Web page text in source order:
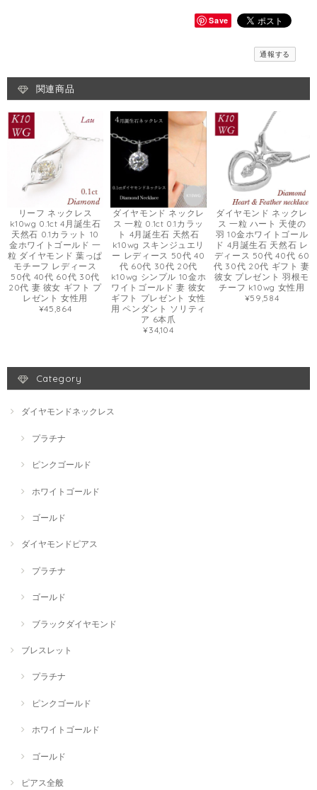
Save
通報する
関連商品
リーフ ネックレス
k10wg 0.1ct 4月誕生石
天然石 0.1カラット 10
金ホワイトゴールド 一
粒 ダイヤモンド 葉っぱ
モチーフ レディース
50代 40代 60代 30代
20代 妻 彼女 ギフト プ
レゼント 女性用
¥45,864
ダイヤモンド ネックレ
ス 一粒 0.1ct 0.1カラッ
ト 4月誕生石 天然石
k10wg スキンジュエリ
ー レディース 50代 40
代 60代 30代 20代
k10wg シンプル 10金ホ
ワイトゴールド 妻 彼女
ギフト プレゼント 女性
用 ペンダント ソリティ
ア 6本爪
¥34,104
ダイヤモンド ネックレ
ス 一粒 ハート 天使の
羽 10金ホワイトゴール
ド 4月誕生石 天然石 レ
ディース 50代 40代 60
代 30代 20代 ギフト 妻
彼女 プレゼント 羽根モ
チーフ k10wg 女性用
¥59,584
Category
ダイヤモンドネックレス
プラチナ
ピンクゴールド
ホワイトゴールド
ゴールド
ダイヤモンドピアス
プラチナ
ゴールド
ブラックダイヤモンド
ブレスレット
プラチナ
ピンクゴールド
ホワイトゴールド
ゴールド
ピアス全般